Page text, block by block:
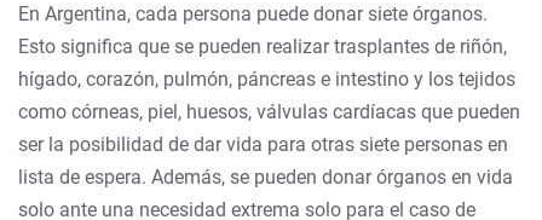
En Argentina, cada persona puede donar siete órganos.
Esto significa que se pueden realizar trasplantes de riñón,
hígado, corazón, pulmón, páncreas e intestino y los tejidos
como córneas, piel, huesos, válvulas cardíacas que pueden
ser la posibilidad de dar vida para otras siete personas en
lista de espera. Además, se pueden donar órganos en vida
solo ante una necesidad extrema solo para el caso de